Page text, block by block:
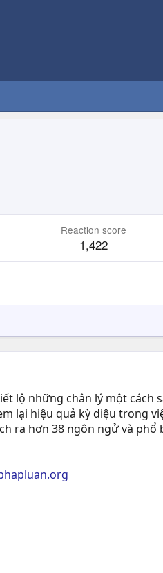
Reaction score
1,422
lộ những chân lý một cách
lại hiệu quả kỳ diệu trong
ra hơn 38 ngôn ngử và